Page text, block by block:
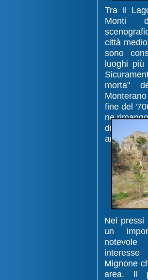
Tra il
Monti
città
sono
luoghi più
morta"
fine del
ne
di
Nei pressi
un
notevole
Mignone
area. Il